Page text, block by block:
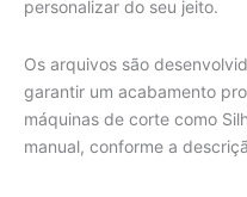
personalizar do seu jeito.
Os arquivos são
garantir um acabamento
máquinas de corte como
manual, conforme a